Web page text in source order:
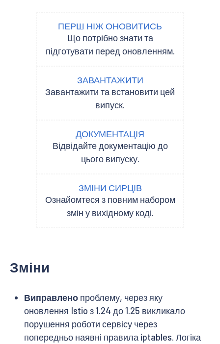
ПЕРШ НІЖ ОНОВИТИСЬ
Що потрібно знати та
підготувати перед оновленням.
ЗАВАНТАЖИТИ
Завантажити та встановити цей
випуск.
ДОКУМЕНТАЦІЯ
Відвідайте документацію до
цього випуску.
ЗМІНИ СИРЦІВ
Ознайомтеся з повним набором
змін у вихідному коді.
Зміни
Виправленопроблему, через яку
оновлення Istio з 1.24 до 1.25 викликало
порушення роботи сервісу через
попередньо наявні правила iptables. Логіка